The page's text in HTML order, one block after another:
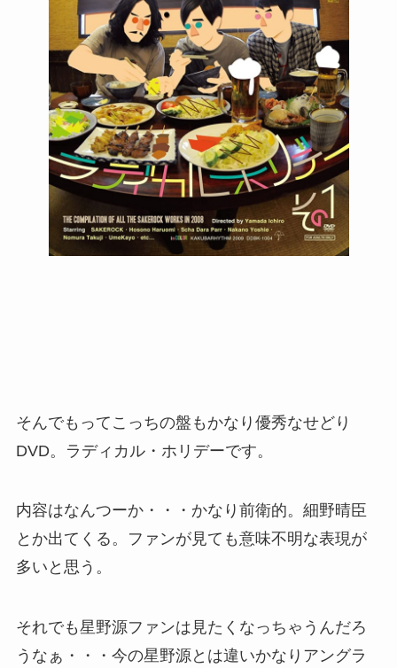
そんでもってこっちの盤もかなり優秀なせどり
DVD。ラディカル・ホリデーです。
内容はなんつーか・・・かなり前衛的。細野晴臣
とか出てくる。ファンが見ても意味不明な表現が
多いと思う。
それでも星野源ファンは見たくなっちゃうんだろ
うなぁ・・・今の星野源とは違いかなりアングラ